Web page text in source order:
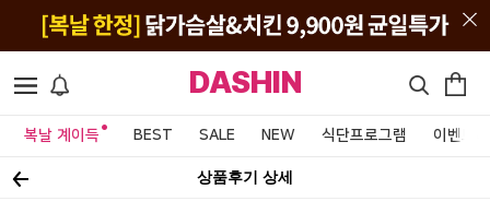
DASHIN
복날 계이득 BEST SALE NEW 식단프로그램 이벤트&
상품후기 상세